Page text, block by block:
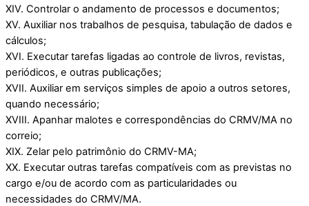
XIV. Controlar o andamento de processos e documentos;
XV. Auxiliar nos trabalhos de pesquisa, tabulação de dados e
cálculos;
XVI. Executar tarefas ligadas ao controle de livros, revistas,
periódicos, e outras publicações;
XVII. Auxiliar em serviços simples de apoio a outros setores,
quando necessário;
XVIII. Apanhar malotes e correspondências do CRMV/MA no
correio;
XIX. Zelar pelo patrimônio do CRMV-MA;
XX. Executar outras tarefas compatíveis com as previstas no
cargo e/ou de acordo com as particularidades ou
necessidades do CRMV/MA.